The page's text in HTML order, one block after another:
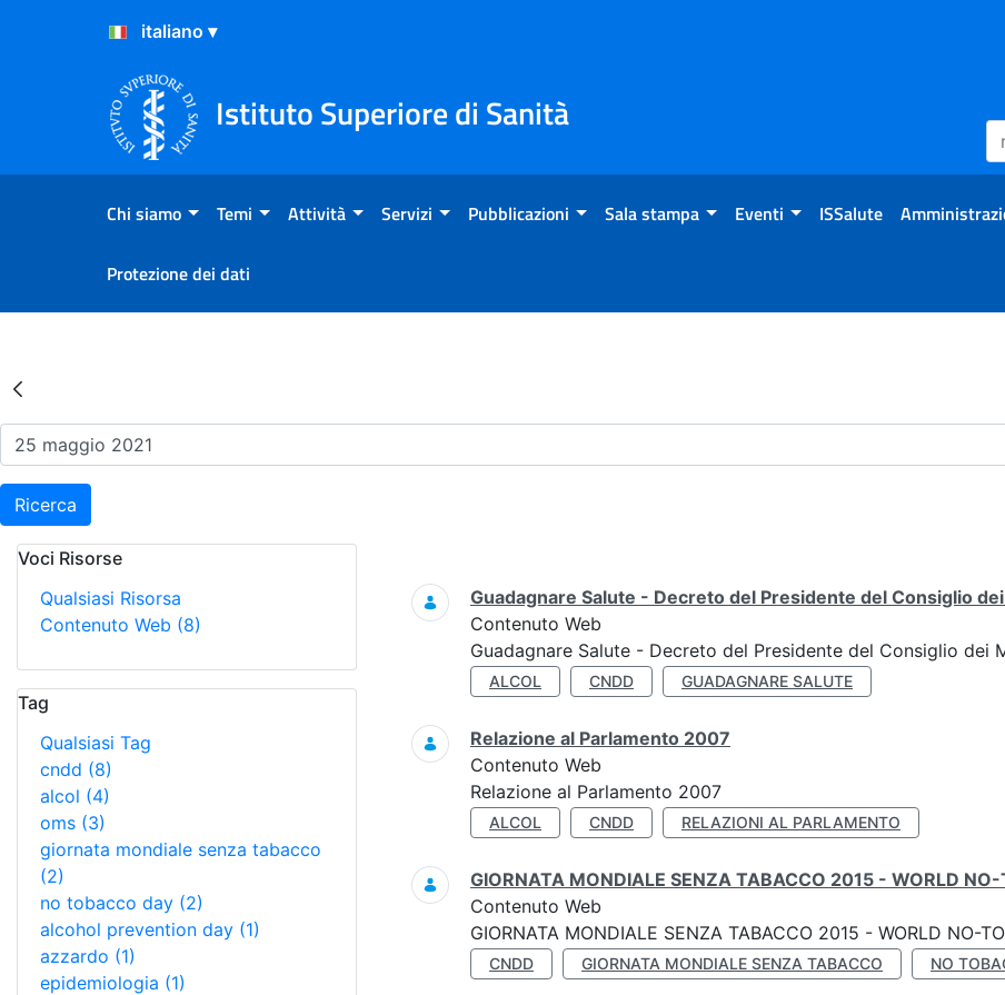
Salta al Contenuto
Salta al Footer
Istituto Superiore di Sanità
Chi siamo Temi Attività Servizi Pubblicazioni Sala stampa Eventi ISSalute
Protezione dei dati
Risultati della Ricerca - Eventi
Ricerca
Voci Risorse
Qualsiasi Risorsa
Contenuto Web (8)
Tag
Qualsiasi Tag
cndd (8)
alcol (4)
oms (3)
giornata mondiale senza tabacco
(2)
no tobacco day (2)
alcohol prevention day (1)
azzardo (1)
epidemiologia (1)
Ricerca
Guadagnare Salute - Decreto del Presidente del Consiglio
Contenuto Web
Guadagnare Salute - Decreto del Presidente del Consiglio dei
ALCOL CNDD GUADAGNARE SALUTE
Relazione al Parlamento 2007
Contenuto Web
Relazione al Parlamento 2007
ALCOL CNDD RELAZIONI AL PARLAMENTO
GIORNATA MONDIALE SENZA TABACCO 2015 - WORLD
Contenuto Web
GIORNATA MONDIALE SENZA TABACCO 2015 - WORLD NO-
CNDD GIORNATA MONDIALE SENZA TABACCO NO